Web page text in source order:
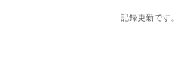
記録更新です。